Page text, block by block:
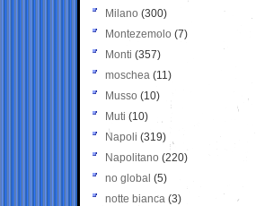
Milano (300)
Montezemolo (7)
Monti (357)
moschea (11)
Musso (10)
Muti (10)
Napoli (319)
Napolitano (220)
no global (5)
notte bianca (3)